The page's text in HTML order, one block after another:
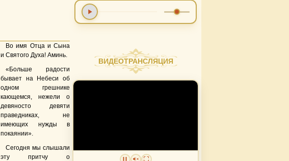
Во имя Отца и Сына
и Святого Духа! Аминь.
«Больше радости
бывает на Небеси об
одном грешнике
кающемся, нежели о
девяносто девяти
праведниках, не
имеющих нужды в
покаянии».
Сегодня мы слышали
эту притчу о
ВИДЕОТРАНСЛЯЦИЯ